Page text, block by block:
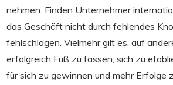
nehmen. Finden Unternehmer
das Geschäft nicht durch fehlendes
fehlschlagen. Vielmehr gilt es, auf
erfolgreich Fuß zu fassen, sich zu
für sich zu gewinnen und mehr Erfolge